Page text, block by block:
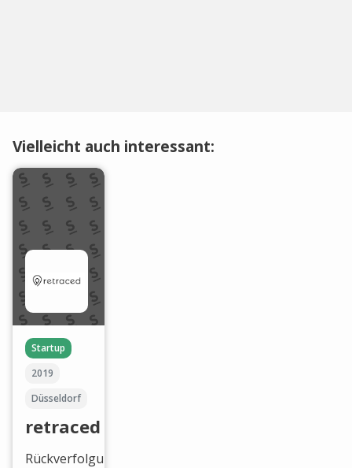
Vielleicht auch interessant:
Startup
2019
Düsseldorf
retraced
Rückverfolgung